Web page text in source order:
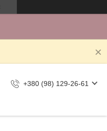
+380 (98) 129-26-61